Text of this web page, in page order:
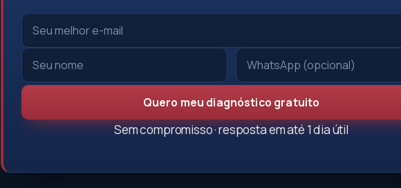
Quero meu diagnóstico gratuito
Sem compromisso · resposta em até 1 dia útil